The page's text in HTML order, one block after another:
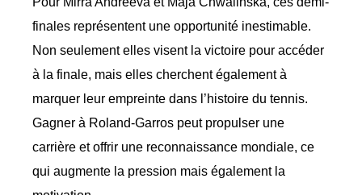
finales représentent une opportunité inestimable.
Non seulement elles visent la victoire pour accéder
à la finale, mais elles cherchent également à
marquer leur empreinte dans l’histoire du tennis.
Gagner à Roland-Garros peut propulser une
carrière et offrir une reconnaissance mondiale, ce
qui augmente la pression mais également la